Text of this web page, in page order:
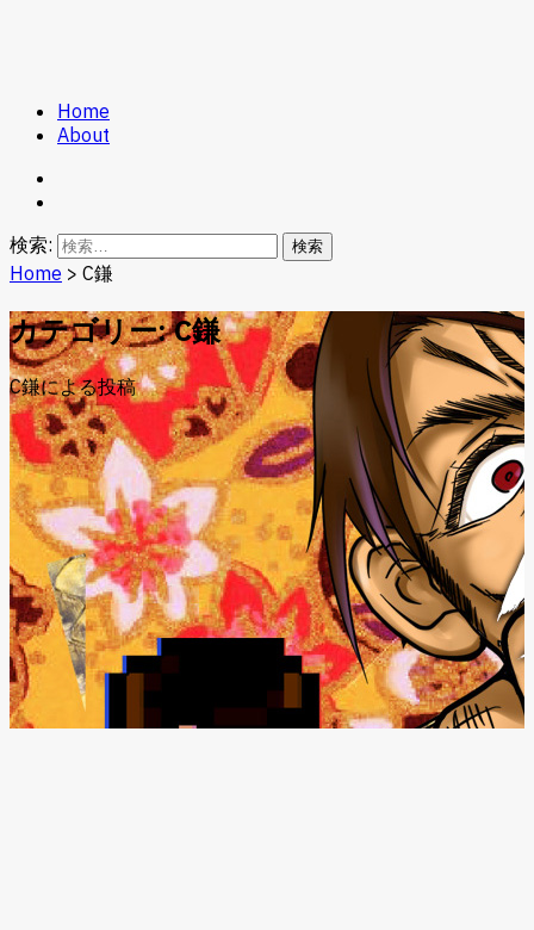
Game Kuz
Home
About
検索:
Home > C鎌
カテゴリー: C鎌
C鎌による投稿